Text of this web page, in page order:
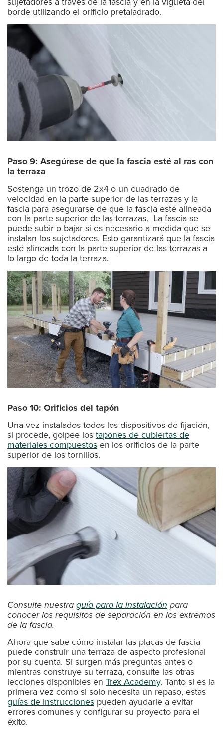
borde utilizando el orificio pretaladrado.
Paso 9: Asegúrese de que la fascia esté al ras con
la terraza
Sostenga un trozo de 2x4 o un cuadrado de
velocidad en la parte superior de las terrazas y la
fascia para asegurarse de que la fascia esté alineada
con la parte superior de las terrazas. La fascia se
puede subir o bajar si es necesario a medida que se
instalan los sujetadores. Esto garantizará que la fascia
esté alineada con la parte superior de las terrazas a
lo largo de toda la terraza.
Paso 10: Orificios del tapón
Una vez instalados todos los dispositivos de fijación,
si procede, golpee lostapones de cubiertas de
materiales compuestos en los orificios de la parte
superior de los tornillos.
Consulte nuestraguía para la instalación para
conocer los requisitos de separación en los extremos
de la fascia.
Ahora que sabe cómo instalar las placas de fascia
puede construir una terraza de aspecto profesional
por su cuenta. Si surgen más preguntas antes o
mientras construye su terraza, consulte las otras
lecciones disponibles en Trex Academy. Tanto si es la
primera vez como si solo necesita un repaso, estas
guías de instrucciones pueden ayudarle a evitar
errores comunes y configurar su proyecto para el
éxito.